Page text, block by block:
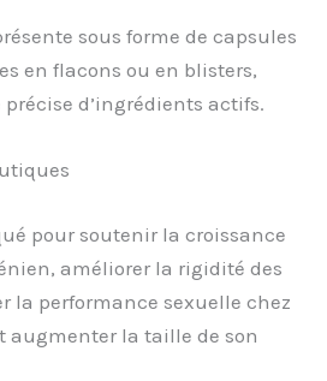
sous forme de capsules
en flacons ou en blisters,
d’ingrédients actifs.
pour soutenir la croissance
améliorer la rigidité des
la performance sexuelle chez
augmenter la taille de son